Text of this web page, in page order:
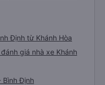
Định từ Khánh Hòa
giá nhà xe Khánh
Bình Định